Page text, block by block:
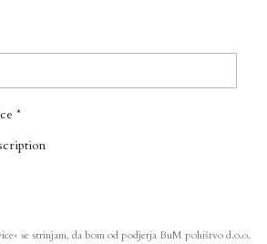
*
se strinjam, da bom od podjetja BuM pohištvo d.o.o.